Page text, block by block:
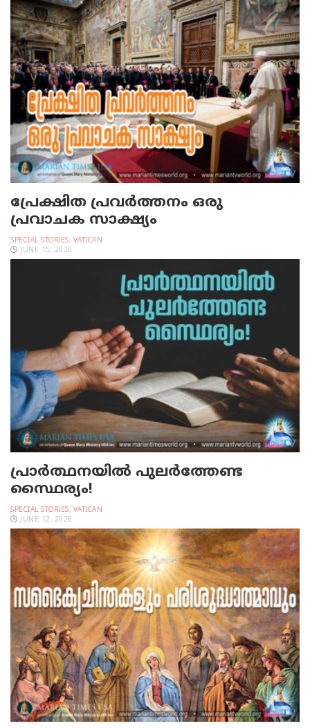
പ്രേക്ഷിത പ്രവര്‍ത്തനം ഒരു
പ്രവാചക സാക്ഷ്യം
SPECIAL STORIES, VATICAN
JUNE 15, 2026
പ്രാര്‍ത്ഥനയില്‍ പുലര്‍ത്തേണ്ട
സ്ഥൈര്യം!
SPECIAL STORIES, VATICAN
JUNE 12, 2026